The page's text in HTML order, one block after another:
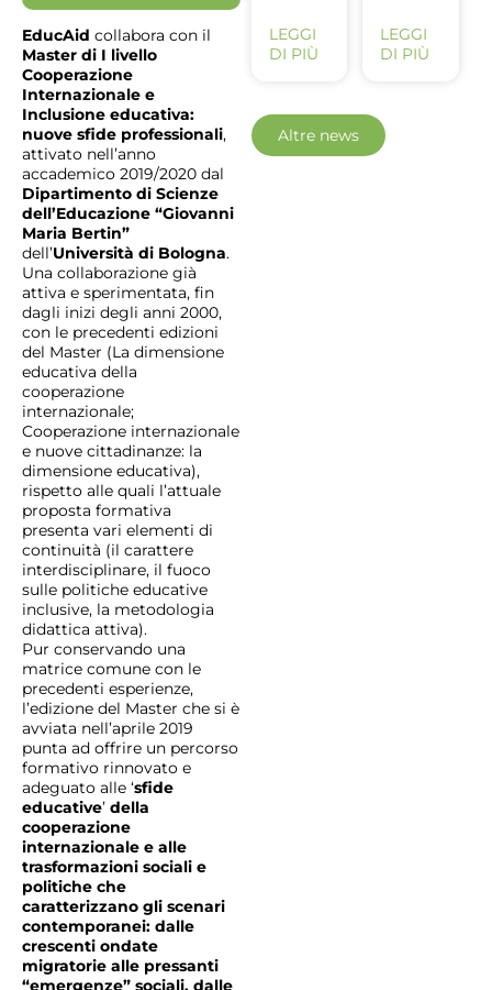
EducAid collabora con il
Master di I livello
Cooperazione
Internazionale e
Inclusione educativa:
nuove sfide professionali,
attivato nell’anno
accademico 2019/2020 dal
Dipartimento di Scienze
dell’Educazione “Giovanni
Maria Bertin”
dell’Università di Bologna.
Una collaborazione già
attiva e sperimentata, fin
dagli inizi degli anni 2000,
con le precedenti edizioni
del Master (La dimensione
educativa della
cooperazione
internazionale;
Cooperazione internazionale
e nuove cittadinanze: la
dimensione educativa),
rispetto alle quali l’attuale
proposta formativa
presenta vari elementi di
continuità (il carattere
interdisciplinare, il fuoco
sulle politiche educative
inclusive, la metodologia
didattica attiva).
Pur conservando una
matrice comune con le
precedenti esperienze,
l’edizione del Master che si è
avviata nell’aprile 2019
punta ad offrire un percorso
formativo rinnovato e
adeguato alle ‘sfide
educative’ della
cooperazione
internazionale e alle
trasformazioni sociali e
politiche che
caratterizzano gli scenari
contemporanei: dalle
crescenti ondate
migratorie alle pressanti
“emergenze” sociali, dalle
LEGGI
DI PIÙ
LEGGI
DI PIÙ
Altre news